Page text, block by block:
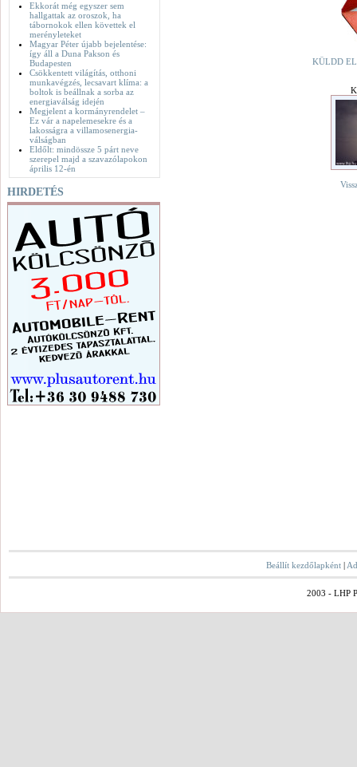
Ekkorát még egyszer sem
hallgattak az oroszok, ha
tábornokok ellen követtek el
merényleteket
Magyar Péter újabb bejelentése:
így áll a Duna Pakson és
Budapesten
Csökkentett világítás, otthoni
munkavégzés, lecsavart klíma: a
boltok is beállnak a sorba az
energiaválság idején
Megjelent a kormányrendelet –
Ez vár a napelemesekre és a
lakosságra a villamosenergia-
válságban
Eldőlt: mindössze 5 párt neve
szerepel majd a szavazólapokon
április 12-én
HIRDETÉS
KÜLDD
Beállít kezdőlapként |
2003 - LHP